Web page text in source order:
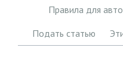
Правила для
Подать статью